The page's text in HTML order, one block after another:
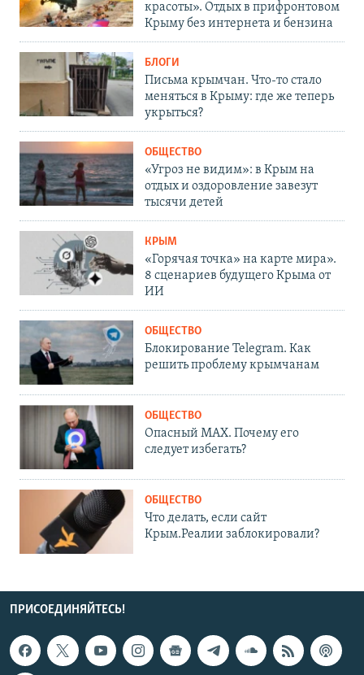
красоты». Отдых в прифронтовом
Крыму без интернета и бензина
БЛОГИ
Письма крымчан. Что-то стало
меняться в Крыму: где же теперь
укрыться?
ОБЩЕСТВО
«Угроз не видим»: в Крым на
отдых и оздоровление завезут
тысячи детей
КРЫМ
«Горячая точка» на карте мира».
8 сценариев будущего Крыма от
ИИ
ОБЩЕСТВО
Блокирование Telegram. Как
решить проблему крымчанам
ОБЩЕСТВО
Опасный MAX. Почему его
следует избегать?
ОБЩЕСТВО
Что делать, если сайт
Крым.Реалии заблокировали?
ПРИСОЕДИНЯЙТЕСЬ!